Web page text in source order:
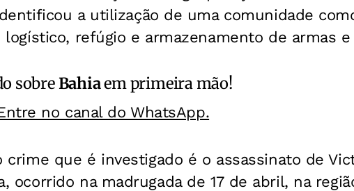
a utilização de uma comunidade
logístico, refúgio e armazenamento de armas
sobreBahiaem primeira mão!
no canal do WhatsApp.
crime que é investigado é o assassinato de
ocorrido na madrugada de 17 de abril, na